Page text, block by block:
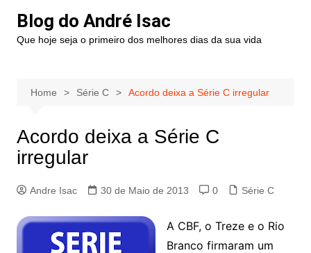
Blog do André Isac
Que hoje seja o primeiro dos melhores dias da sua vida
Home Série C Acordo deixa a Série C irregular
Acordo deixa a Série C
irregular
Andre Isac 30 de Maio de 2013 0 Série C
A CBF, o Treze e o Rio
Branco firmaram um